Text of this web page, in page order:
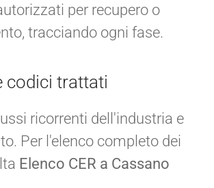
per recupero o
tracciando ogni fase.
codici trattati
ricorrenti dell'industria e
Per l'elenco completo dei
Elenco CER a Cassano